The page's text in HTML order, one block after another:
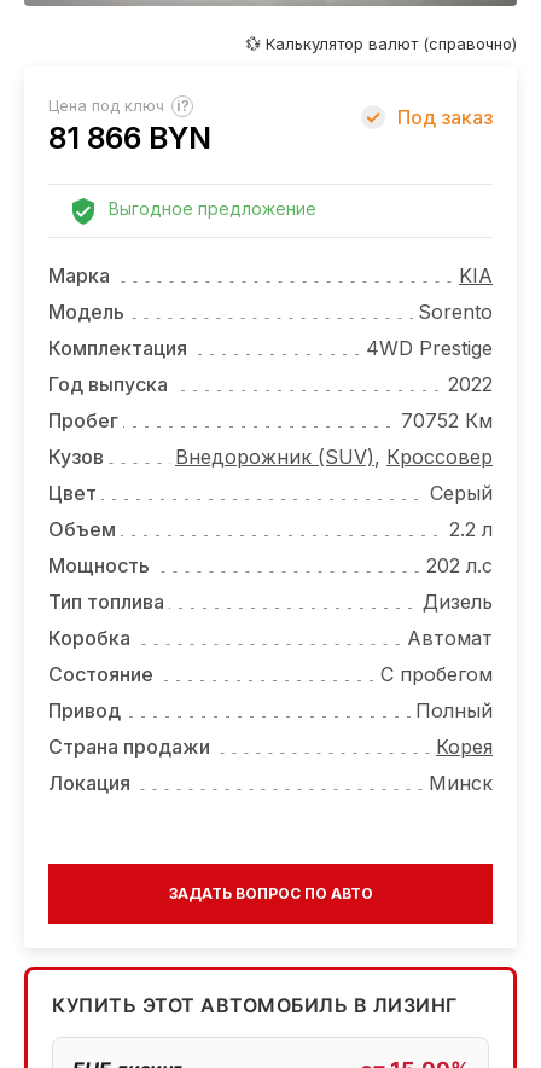
О КОМПАНИИ
КОНТАКТЫ
💱 Калькулятор валют (справочно)
Цена под ключ ?
81 866 BYN
Под заказ
Выгодное предложение
Марка
KIA
Модель
Sorento
Комплектация
4WD Prestige
Год выпуска
2022
Пробег
70752 Км
Кузов
Внедорожник (SUV), Кроссовер
Цвет
Серый
Объем
2.2 л
Мощность
202 л.с
Тип топлива
Дизель
Коробка
Автомат
Состояние
С пробегом
Привод
Полный
Страна продажи
Корея
Локация
Минск
ЗАДАТЬ ВОПРОС ПО АВТО
КУПИТЬ ЭТОТ АВТОМОБИЛЬ В ЛИЗИНГ